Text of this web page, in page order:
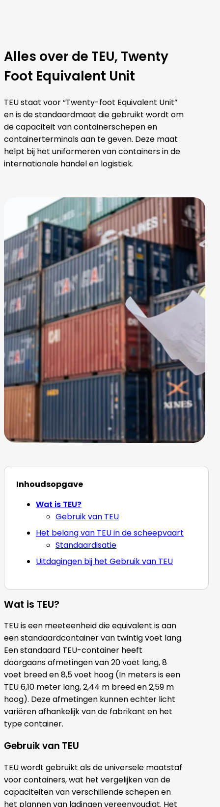
Alles over de TEU, Twenty
Foot Equivalent Unit
TEU staat voor “Twenty-foot Equivalent Unit”
en is de standaardmaat die gebruikt wordt om
de capaciteit van containerschepen en
containerterminals aan te geven. Deze maat
helpt bij het uniformeren van containers in de
internationale handel en logistiek.
Inhoudsopgave
Wat is TEU?
Gebruik van TEU
Het belang van TEU in de scheepvaart
Standaardisatie
Uitdagingen bij het Gebruik van TEU
Wat is TEU?
TEU is een meeteenheid die equivalent is aan
een standaardcontainer van twintig voet lang.
Een standaard TEU-container heeft
doorgaans afmetingen van 20 voet lang, 8
voet breed en 8,5 voet hoog (In meters is een
TEU 6,10 meter lang, 2,44 m breed en 2,59 m
hoog). Deze afmetingen kunnen echter licht
variëren afhankelijk van de fabrikant en het
type container.
Gebruik van TEU
TEU wordt gebruikt als de universele maatstaf
voor containers, wat het vergelijken van de
capaciteiten van verschillende schepen en
het plannen van ladingen vereenvoudigt. Het